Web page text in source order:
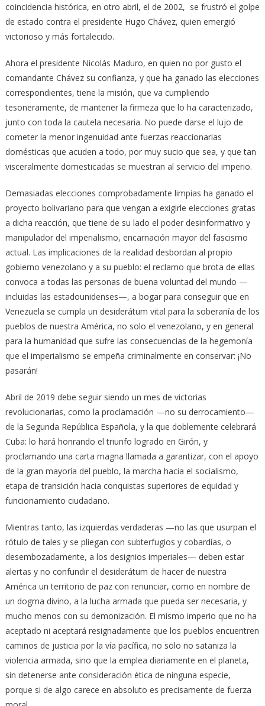
coincidencia histórica, en otro abril, el de 2002, se frustró el golpe
de estado contra el presidente Hugo Chávez, quien emergió
victorioso y más fortalecido.
Ahora el presidente Nicolás Maduro, en quien no por gusto el
comandante Chávez su confianza, y que ha ganado las elecciones
correspondientes, tiene la misión, que va cumpliendo
tesoneramente, de mantener la firmeza que lo ha caracterizado,
junto con toda la cautela necesaria. No puede darse el lujo de
cometer la menor ingenuidad ante fuerzas reaccionarias
domésticas que acuden a todo, por muy sucio que sea, y que tan
visceralmente domesticadas se muestran al servicio del imperio.
Demasiadas elecciones comprobadamente limpias ha ganado el
proyecto bolivariano para que vengan a exigirle elecciones gratas
a dicha reacción, que tiene de su lado el poder desinformativo y
manipulador del imperialismo, encarnación mayor del fascismo
actual. Las implicaciones de la realidad desbordan al propio
gobierno venezolano y a su pueblo: el reclamo que brota de ellas
convoca a todas las personas de buena voluntad del mundo —
incluidas las estadounidenses—, a bogar para conseguir que en
Venezuela se cumpla un desiderátum vital para la soberanía de los
pueblos de nuestra América, no solo el venezolano, y en general
para la humanidad que sufre las consecuencias de la hegemonía
que el imperialismo se empeña criminalmente en conservar: ¡No
pasarán!
Abril de 2019 debe seguir siendo un mes de victorias
revolucionarias, como la proclamación —no su derrocamiento—
de la Segunda República Española, y la que doblemente celebrará
Cuba: lo hará honrando el triunfo logrado en Girón, y
proclamando una carta magna llamada a garantizar, con el apoyo
de la gran mayoría del pueblo, la marcha hacia el socialismo,
etapa de transición hacia conquistas superiores de equidad y
funcionamiento ciudadano.
Mientras tanto, las izquierdas verdaderas —no las que usurpan el
rótulo de tales y se pliegan con subterfugios y cobardías, o
desembozadamente, a los designios imperiales— deben estar
alertas y no confundir el desiderátum de hacer de nuestra
América un territorio de paz con renunciar, como en nombre de
un dogma divino, a la lucha armada que pueda ser necesaria, y
mucho menos con su demonización. El mismo imperio que no ha
aceptado ni aceptará resignadamente que los pueblos encuentren
caminos de justicia por la vía pacífica, no solo no sataniza la
violencia armada, sino que la emplea diariamente en el planeta,
sin detenerse ante consideración ética de ninguna especie,
porque si de algo carece en absoluto es precisamente de fuerza